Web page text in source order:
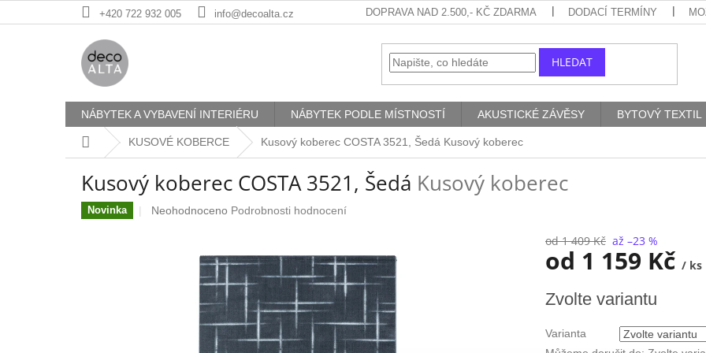
na
+420 722 932 005 info@decoalta.cz DOPRAVA NAD 2.500,- KČ ZDARMA DODACÍ TERMÍNY
HLEDAT
NÁBYTEK A VYBAVENÍ INTERIÉRU NÁBYTEK PODLE MÍSTNOSTÍ AKUSTICKÉ ZÁVĚSY BYTOVÝ TEXTIL
Domů KUSOVÉ KOBERCE Kusový koberec COSTA 3521, Šedá Kusový koberec
Kusový koberec COSTA 3521, Šedá Kusový koberec
Novinka
Průměrné
hvězdiček.
Neohodnoceno Podrobnosti hodnocení
od 1 409 Kč až –23 %
od 1 159 Kč / ks
cena:
Zvolte variantu
Varianta